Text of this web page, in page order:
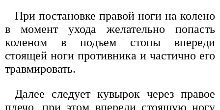
При постановке правой ноги на колено
в момент ухода желательно попасть
коленом в подъем стопы впереди
стоящей ноги противника и частично его
травмировать.
Далее следует кувырок через правое
плечо, при этом впереди стоящую ногу